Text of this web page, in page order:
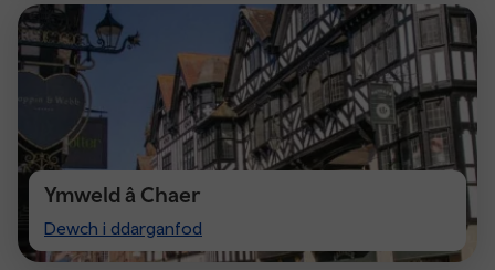
Ymweld â Chaer
Dewch i ddarganfod
Visit
Chester